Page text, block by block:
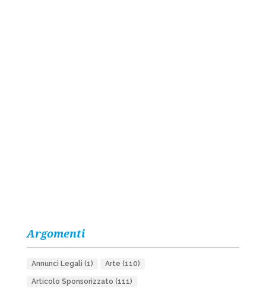
Argomenti
Annunci Legali (1) Arte (110)
Articolo Sponsorizzato (111)